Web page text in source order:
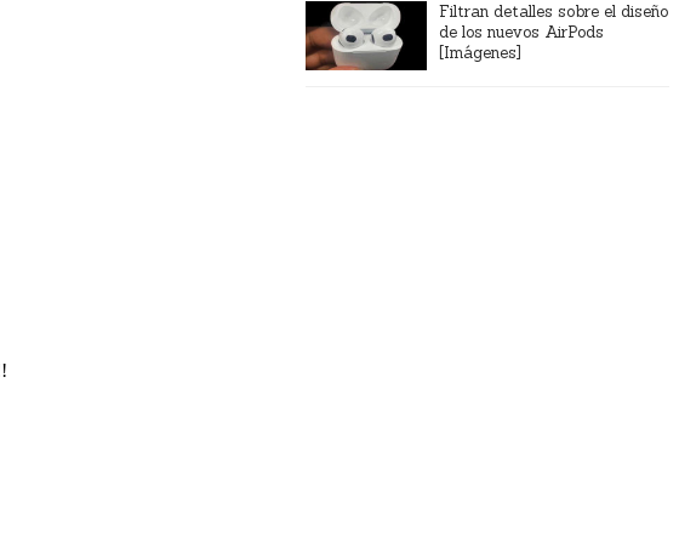
Filtran detalles sobre el diseño
de los nuevos AirPods
[Imágenes]